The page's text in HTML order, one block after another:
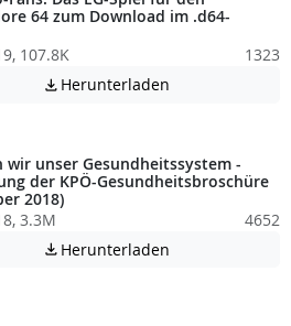
64 zum Download im .d64-
107.8K
1323
 Herunterladen
wir unser Gesundheitssystem -
der KPÖ-Gesundheitsbroschüre
2018)
3.3M
4652
 Herunterladen